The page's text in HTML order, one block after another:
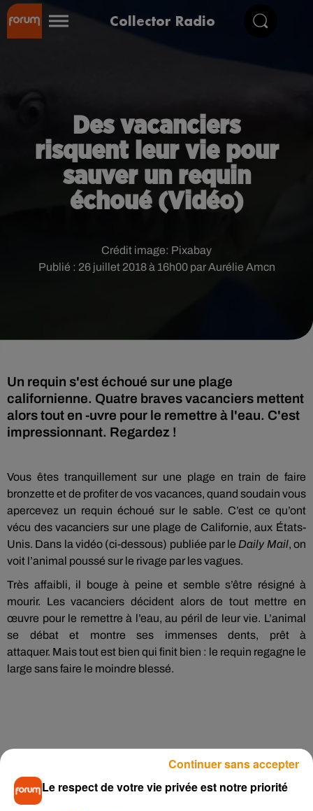
Collector Radio
Des vacanciers
risquent leur vie pour
sauver un requin
échoué (Vidéo)
Publié : 26 juillet 2018 à 16h00 par Aurélie Amcn
Crédit image: Pixabay
Un requin s'est échoué sur une plage
californienne. Quatre braves vacanciers mettent
alors tout en -uvre pour le remettre à l'eau. C'est
impressionnant. Regardez !
Vous êtes tranquillement sur une plage en train de faire
bronzette et de profiter de vos vacances, quand soudain vous
apercevez un requin échoué sur le sable. C’est ce qu’ont
vécu des vacanciers sur une plage de Californie, aux États-
Unis. Dans la vidéo (ci-dessous) publiée par le DailyMail, on
voit l’animal poussé sur le rivage par les vagues.
Très affaibli, il bouge à peine et semble s’être résigné à
mourir.
Les vacanciers décident alors de tout mettre en
œuvre pour le remettre à l’eau, au péril de leur vie. L’animal
se débat et montre ses immenses dents, prêt à
attaquer. Mais tout est bien qui finit bien : le requin regagne le
large sans faire le moindre blessé.
Le respect de votre vie privée est notre priorité
Continuer sans accepter